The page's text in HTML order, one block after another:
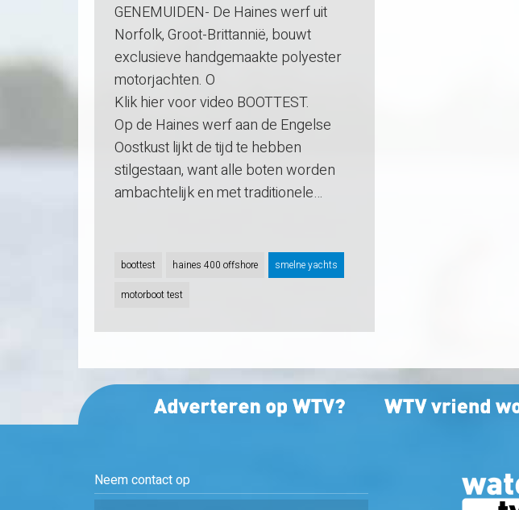
GENEMUIDEN- De Haines werf uit
Norfolk, Groot-Brittannië, bouwt
exclusieve handgemaakte polyester
motorjachten. O
Klik hier voor video BOOTTEST.
Op de Haines werf aan de Engelse
Oostkust lijkt de tijd te hebben
stilgestaan, want alle boten worden
ambachtelijk en met traditionele…
boottest haines 400 offshore smelne yachts
motorboot test
Neem contact op